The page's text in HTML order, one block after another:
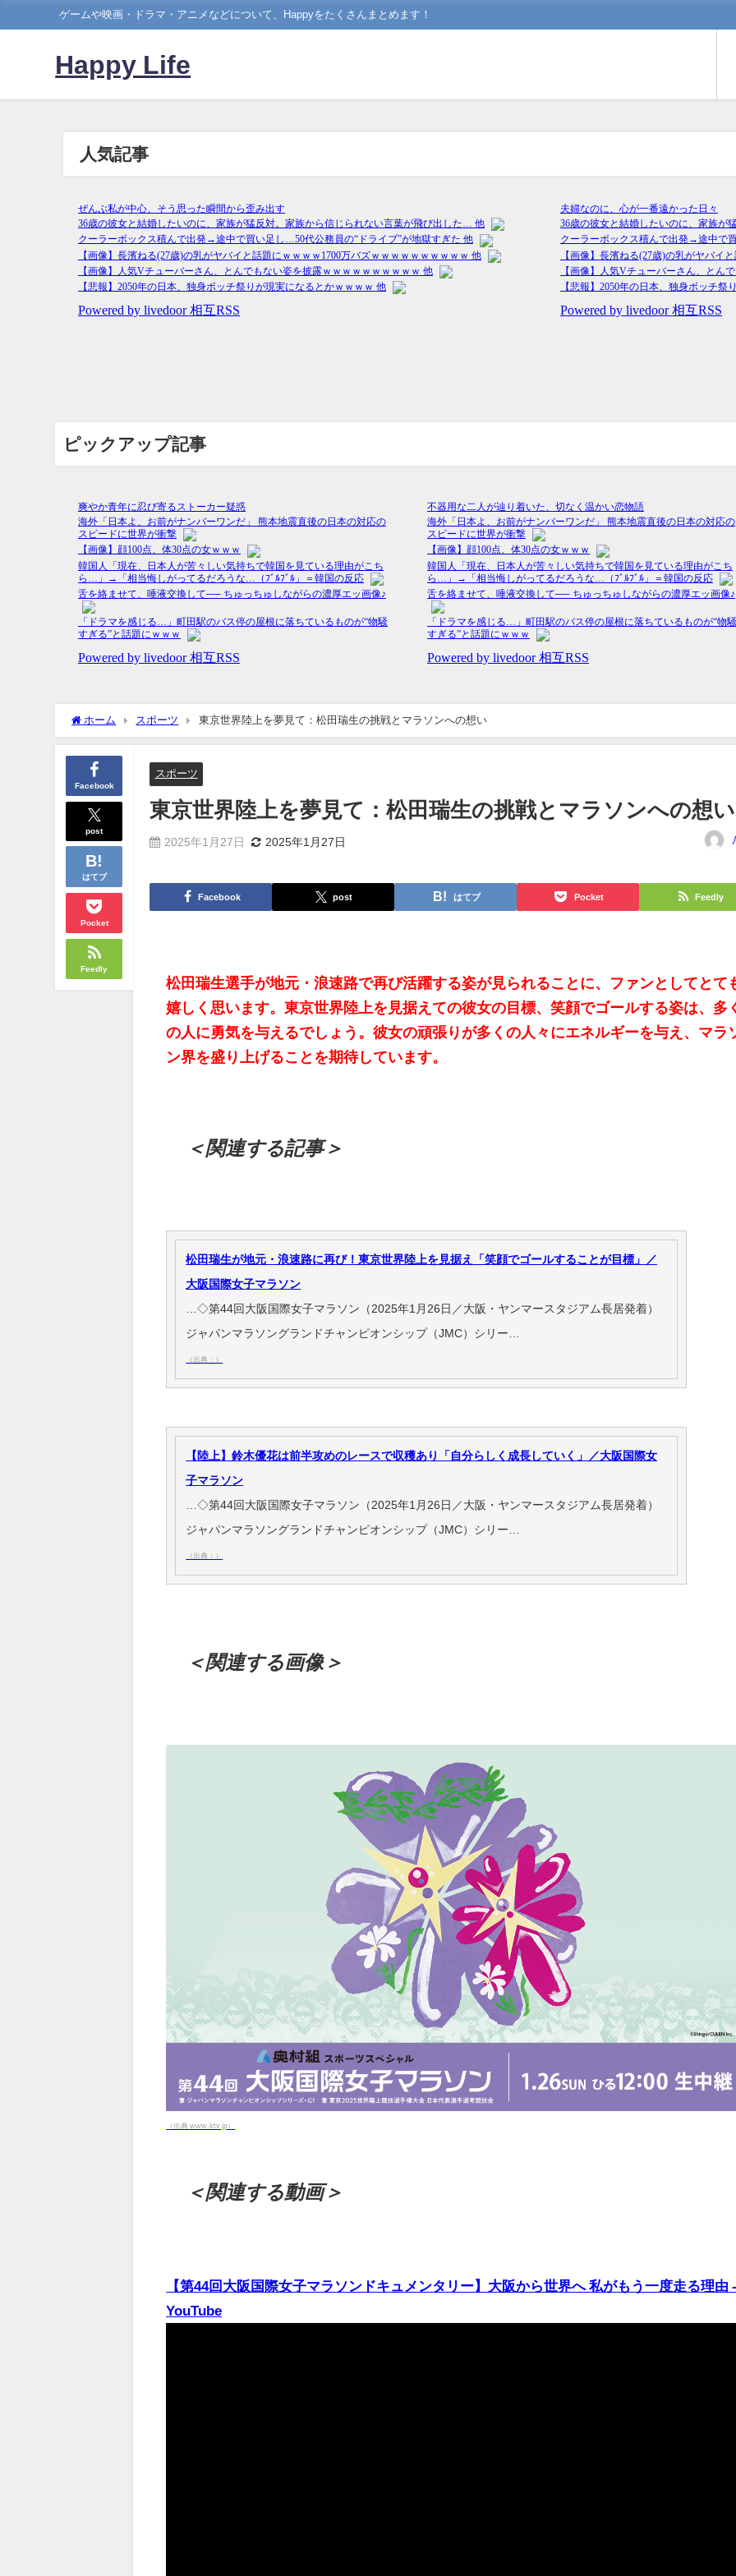
ゲームや映画・ドラマ・アニメなどについて、Happyをたくさんまとめます！
Happy Life
人気記事
ピックアップ記事
ホーム スポーツ 東京世界陸上を夢見て：松田瑞生の挑戦とマラソンへの想い
Facebook
post
はてブ
Pocket
Feedly
スポーツ
東京世界陸上を夢見て：松田瑞生の挑戦とマラソンへの想い
2025年1月27日 2025年1月27日
Facebook post はてブ Pocket Feedly
松田瑞生選手が地元・浪速路で再び活躍する姿が見られることに、ファンとしてとて
嬉しく思います。東京世界陸上を見据えての彼女の目標、笑顔でゴールする姿は、多
の人に勇気を与えるでしょう。彼女の頑張りが多くの人々にエネルギーを与え、マラ
ン界を盛り上げることを期待しています。
＜関連する記事＞
松田瑞生が地元・浪速路に再び！東京世界陸上を見据え「笑顔でゴールすることが目標」／
大阪国際女子マラソン
…◇第44回大阪国際女子マラソン（2025年1月26日／大阪・ヤンマースタジアム長居発着）
ジャパンマラソングランドチャンピオンシップ（JMC）シリー…
（出典：）
【陸上】鈴木優花は前半攻めのレースで収穫あり「自分らしく成長していく」／大阪国際女
子マラソン
…◇第44回大阪国際女子マラソン（2025年1月26日／大阪・ヤンマースタジアム長居発着）
ジャパンマラソングランドチャンピオンシップ（JMC）シリー…
（出典：）
＜関連する画像＞
（出典 www.ktv.jp）
＜関連する動画＞
【第44回大阪国際女子マラソンドキュメンタリー】大阪から世界へ 私がもう一度走る理由
YouTube